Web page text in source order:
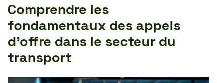
Comprendre les
fondamentaux des appels
d’offre dans le secteur du
transport